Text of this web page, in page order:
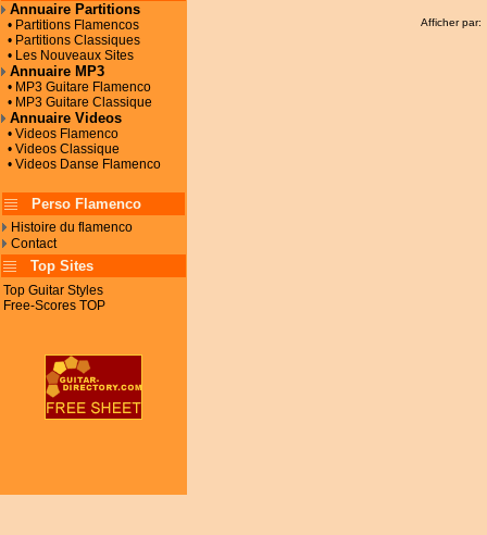
Annuaire Partitions
• Partitions Flamencos
• Partitions Classiques
• Les Nouveaux Sites
Annuaire MP3
• MP3 Guitare Flamenco
• MP3 Guitare Classique
Annuaire Videos
• Videos Flamenco
• Videos Classique
• Videos Danse Flamenco
Perso Flamenco
Histoire du flamenco
Contact
Top Sites
Top Guitar Styles
Free-Scores TOP
Afficher par: